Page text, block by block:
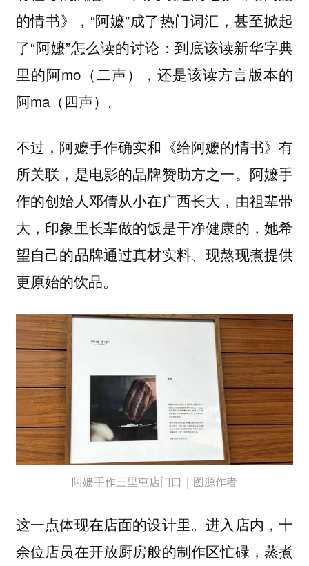
的情书》，“阿嬷”成了热门词汇，甚至掀起
了“阿嬷”怎么读的讨论：到底该读新华字典
里的阿mo（二声），还是该读方言版本的
阿ma（四声）。
不过，阿嬷手作确实和《给阿嬷的情书》有
所关联，是电影的品牌赞助方之一。阿嬷手
作的创始人邓倩从小在广西长大，由祖辈带
大，印象里长辈做的饭是干净健康的，她希
望自己的品牌通过真材实料、现熬现煮提供
更原始的饮品。
阿嬷手作三里屯店门口｜图源作者
这一点体现在店面的设计里。进入店内，十
余位店员在开放厨房般的制作区忙碌，蒸煮